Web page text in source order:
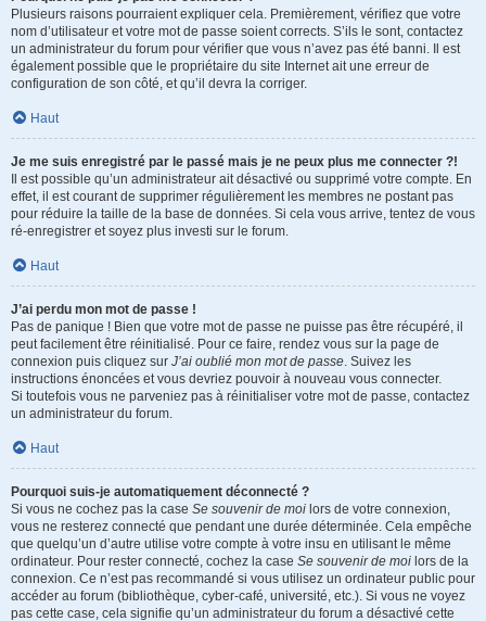
Plusieurs raisons pourraient expliquer cela. Premièrement, vérifiez que votre
nom d’utilisateur et votre mot de passe soient corrects. S’ils le sont, contactez
un administrateur du forum pour vérifier que vous n’avez pas été banni. Il est
également possible que le propriétaire du site Internet ait une erreur de
configuration de son côté, et qu’il devra la corriger.
Haut
Je me suis enregistré par le passé mais je ne peux plus me connecter ?!
Il est possible qu’un administrateur ait désactivé ou supprimé votre compte. En
effet, il est courant de supprimer régulièrement les membres ne postant pas
pour réduire la taille de la base de données. Si cela vous arrive, tentez de vous
ré-enregistrer et soyez plus investi sur le forum.
Haut
J’ai perdu mon mot de passe !
Pas de panique ! Bien que votre mot de passe ne puisse pas être récupéré, il
peut facilement être réinitialisé. Pour ce faire, rendez vous sur la page de
connexion puis cliquez sur J’ai oublié mon mot de passe. Suivez les
instructions énoncées et vous devriez pouvoir à nouveau vous connecter.
Si toutefois vous ne parveniez pas à réinitialiser votre mot de passe, contactez
un administrateur du forum.
Haut
Pourquoi suis-je automatiquement déconnecté ?
Si vous ne cochez pas la case Se souvenir de moi lors de votre connexion,
vous ne resterez connecté que pendant une durée déterminée. Cela empêche
que quelqu’un d’autre utilise votre compte à votre insu en utilisant le même
ordinateur. Pour rester connecté, cochez la case Se souvenir de moi lors de la
connexion. Ce n’est pas recommandé si vous utilisez un ordinateur public pour
accéder au forum (bibliothèque, cyber-café, université, etc.). Si vous ne voyez
pas cette case, cela signifie qu’un administrateur du forum a désactivé cette